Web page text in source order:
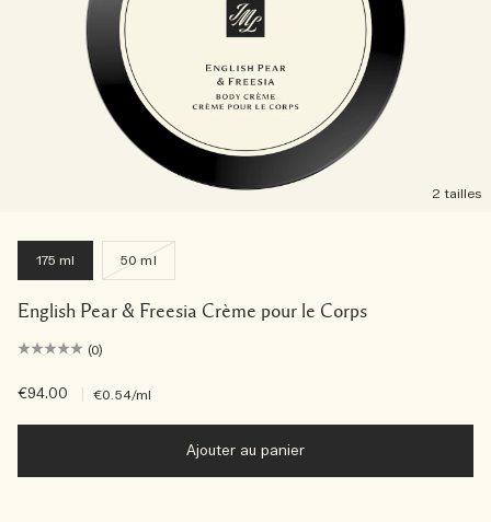
2 tailles
175 ml 50 ml
English Pear & Freesia Crème pour le Corps
(0)
€94.00 €0.54/ml
Ajouter au panier